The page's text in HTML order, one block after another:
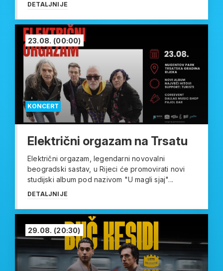
DETALJNIJE
KONCERT
23.08. (00:00)
Električni orgazam na Trsatu
Električni orgazam, legendarni novovalni
beogradski sastav, u Rijeci će promovirati novi
studijski album pod nazivom "U magli sjaj"...
DETALJNIJE
29.08. (20:30)